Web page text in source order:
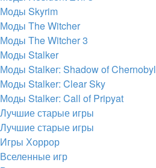
Моды Skyrim
Моды The Witcher
Моды The Witcher 3
Моды Stalker
Моды Stalker: Shadow of Chernobyl
Моды Stalker: Clear Sky
Моды Stalker: Call of Pripyat
Лучшие старые игры
Лучшие старые игры
Игры Хоррор
Вселенные игр